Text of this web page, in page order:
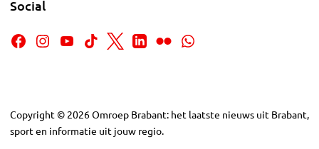
Social
Copyright © 2026Omroep Brabant: het laatste nieuws uit Brabant,
sport en informatie uit jouw regio.